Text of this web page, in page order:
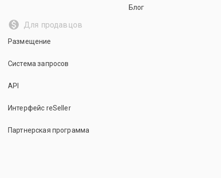
Блог
Для продавцов
Размещение
Система запросов
API
Интерфейс reSeller
Партнерская программа